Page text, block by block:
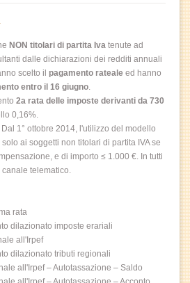
NON titolari di partita Iva tenute ad
dalle dichiarazioni dei redditi annuali
scelto il pagamento rateale ed hanno
entro il 16 giugno.
2a rata delle imposte derivanti da 730
0,16%.
Dal 1° ottobre 2014, l'utilizzo del modello
ai soggetti non titolari di partita IVA se
e di importo ≤ 1.000 €. In tutti
telematico.
rata
dilazionato imposte erariali
all'Irpef
dilazionato tributi regionali
all'Irpef – Autotassazione – Saldo